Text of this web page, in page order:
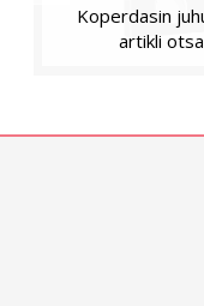
Koperdasin
artikli